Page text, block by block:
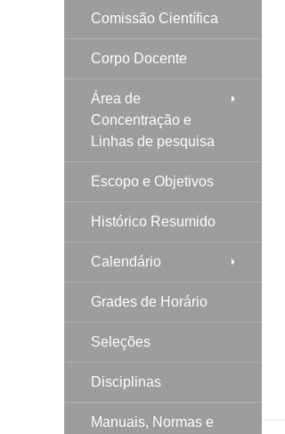
Comissão Científica
Corpo Docente
Área de
Concentração e
Linhas de pesquisa
Escopo e Objetivos
Histórico Resumido
Calendário
Grades de Horário
Seleções
Disciplinas
Manuais, Normas e